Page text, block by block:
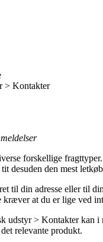
> Kontakter
forskellige
desuden den mest
til din adresse eller til
at du er lige ved
udstyr > Kontakter kan
relevante produkt.